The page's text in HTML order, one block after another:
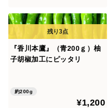
『香川本鷹』（青200ｇ）柚
子胡椒加工にピッタリ
約200g
¥1,200